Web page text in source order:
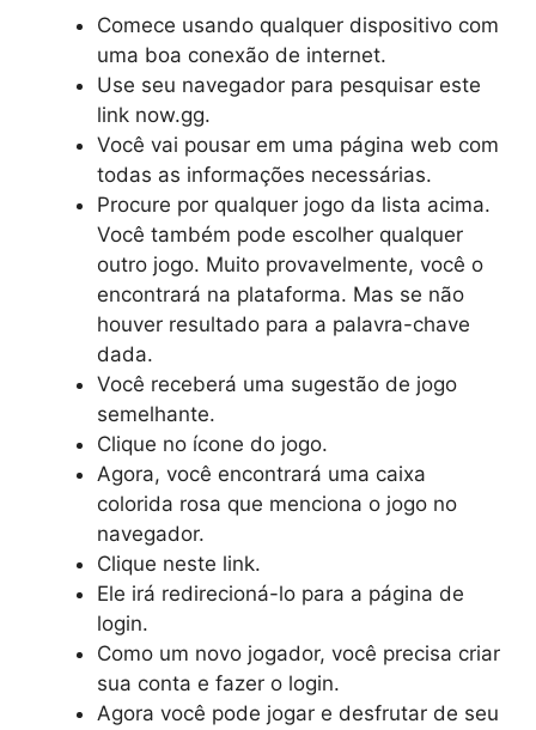
Comece usando qualquer dispositivo com
uma boa conexão de internet.
Use seu navegador para pesquisar este
link now.gg.
Você vai pousar em uma página web com
todas as informações necessárias.
Procure por qualquer jogo da lista acima.
Você também pode escolher qualquer
outro jogo. Muito provavelmente, você o
encontrará na plataforma. Mas se não
houver resultado para a palavra-chave
dada.
Você receberá uma sugestão de jogo
semelhante.
Clique no ícone do jogo.
Agora, você encontrará uma caixa
colorida rosa que menciona o jogo no
navegador.
Clique neste link.
Ele irá redirecioná-lo para a página de
login.
Como um novo jogador, você precisa criar
sua conta e fazer o login.
Agora você pode jogar e desfrutar de seu